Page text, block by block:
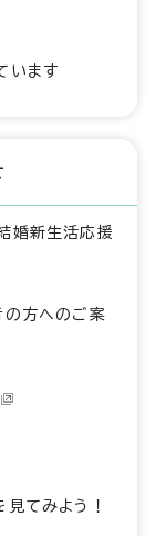
います
婚新生活応援
の方へのご案
てみよう！